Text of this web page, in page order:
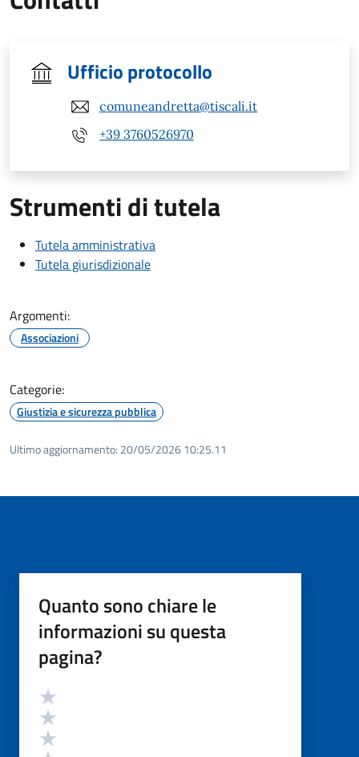
Ufficio protocollo
comuneandretta@tiscali.it
+39 3760526970
Strumenti di tutela
Tutela amministrativa
Tutela giurisdizionale
Argomenti:
Associazioni
Categorie:
Giustizia e sicurezza pubblica
Ultimo aggiornamento: 20/05/2026 10:25.11
Quanto sono chiare le
informazioni su questa
pagina?
Valutazione